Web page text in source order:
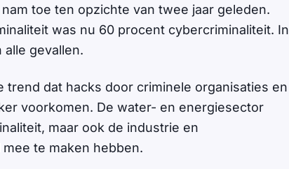
toe ten opzichte van twee jaar geleden.
was nu 60 procent cybercriminaliteit. In
alle gevallen.
trend dat hacks door criminele organisaties en
voorkomen. De water- en energiesector
maar ook de industrie en
te maken hebben.